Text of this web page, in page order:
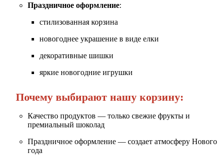
Праздничное оформление:
стилизованная корзина
новогоднее украшение в виде елки
декоративные шишки
яркие новогодние игрушки
Почему выбирают нашу корзину:
Качество продуктов — только свежие фрукты и
премиальный шоколад
Праздничное оформление — создает атмосферу Нового
года